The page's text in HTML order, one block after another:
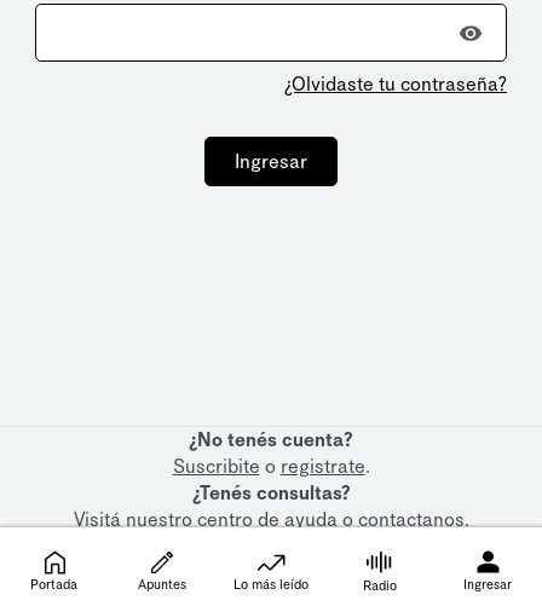
¿Olvidaste tu contraseña?
Ingresar
¿No tenés cuenta?
Suscribite o registrate.
¿Tenés consultas?
Visitá nuestrocentro de ayudaocontactanos.
Portada Apuntes Lo más leído Radio Ingresar